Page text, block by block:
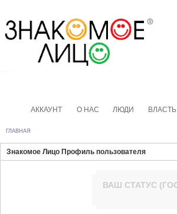
АККАУНТ О НАС ЛЮДИ ВЛАСТЬ
ГЛАВНАЯ
Знакомое Лицо Профиль пользователя
ВАШ СТАТУС (